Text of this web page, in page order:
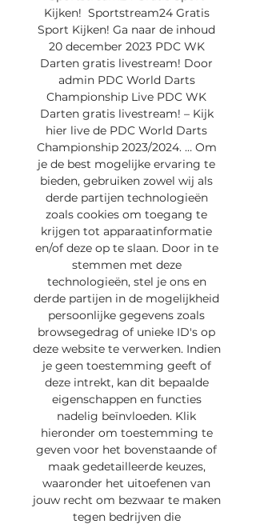
Kijken! ﻿ Sportstream24 Gratis
Sport Kijken! Ga naar de inhoud
20 december 2023 PDC WK
Darten gratis livestream! Door
admin PDC World Darts
Championship Live PDC WK
Darten gratis livestream! – Kijk
hier live de PDC World Darts
Championship 2023/2024. … Om
je de best mogelijke ervaring te
bieden, gebruiken zowel wij als
derde partijen technologieën
zoals cookies om toegang te
krijgen tot apparaatinformatie
en/of deze op te slaan. Door in te
stemmen met deze
technologieën, stel je ons en
derde partijen in de mogelijkheid
persoonlijke gegevens zoals
browsegedrag of unieke ID's op
deze website te verwerken. Indien
je geen toestemming geeft of
deze intrekt, kan dit bepaalde
eigenschappen en functies
nadelig beïnvloeden. Klik
hieronder om toestemming te
geven voor het bovenstaande of
maak gedetailleerde keuzes,
waaronder het uitoefenen van
jouw recht om bezwaar te maken
tegen bedrijven die